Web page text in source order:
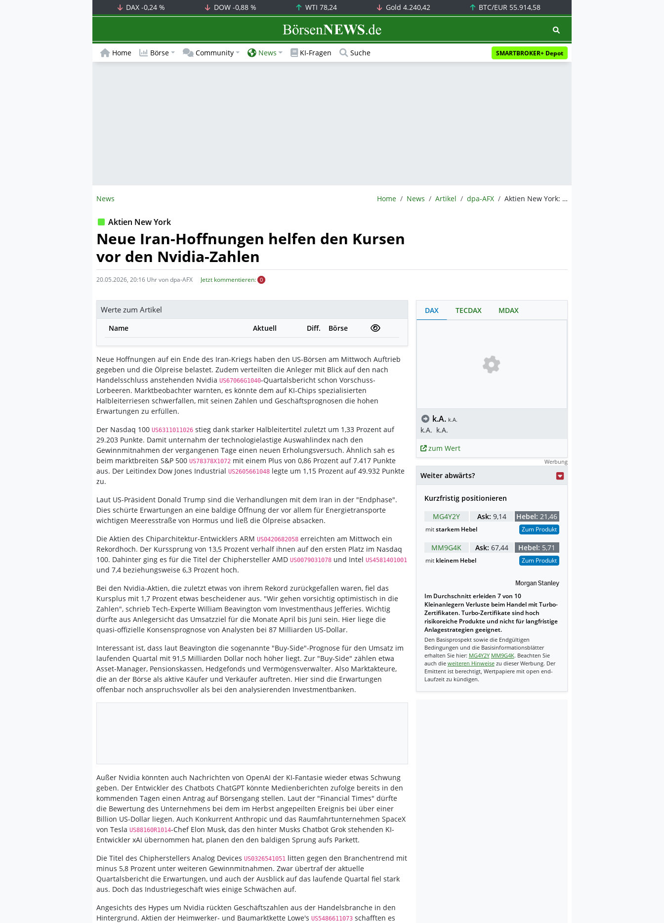
DAX-0,24 % DOW -0,88 % WTI 78,24 Gold 4.240,42 BTC/EUR 55.914,58
BörsenNEWS.de
Home Börse Community News KI-Fragen Suche SMARTBROKER+ Depot
News BörsenNEWS.de
Home News Artikel dpa-AFX Aktien New York: Neue Iran-Hoffnungen helfen den Kursen vor den Nvidia-Zahlen
Aktien New York
Neue Iran-Hoffnungen helfen den Kursen
vor den Nvidia-Zahlen
20.05.2026, 20:16 Uhr von dpa-AFX Jetzt kommentieren: 0
Werte zum Artikel
Name Aktuell Diff. Börse
Neue Hoffnungen auf ein Ende des Iran-Kriegs haben den US-Börsen am Mittwoch Auftrieb
gegeben und die Ölpreise belastet. Zudem verteilten die Anleger mit Blick auf den nach
Handelsschluss anstehenden Nvidia US67066G1040-Quartalsbericht schon Vorschuss-
Lorbeeren. Marktbeobachter warnten, es könnte dem auf KI-Chips spezialisierten
Halbleiterriesen schwerfallen, mit seinen Zahlen und Geschäftsprognosen die hohen
Erwartungen zu erfüllen.
Der Nasdaq 100 US6311011026 stieg dank starker Halbleitertitel zuletzt um 1,33 Prozent auf
29.203 Punkte. Damit unternahm der technologielastige Auswahlindex nach den
Gewinnmitnahmen der vergangenen Tage einen neuen Erholungsversuch. Ähnlich sah es
beim marktbreiten S&P 500 US78378X1072 mit einem Plus von 0,86 Prozent auf 7.417 Punkte
aus. Der Leitindex Dow Jones Industrial US2605661048 legte um 1,15 Prozent auf 49.932 Punkte
zu.
Laut US-Präsident Donald Trump sind die Verhandlungen mit dem Iran in der "Endphase".
Dies schürte Erwartungen an eine baldige Öffnung der vor allem für Energietransporte
wichtigen Meeresstraße von Hormus und ließ die Ölpreise absacken.
Die Aktien des Chiparchitektur-Entwicklers ARM US0420682058 erreichten am Mittwoch ein
Rekordhoch. Der Kurssprung von 13,5 Prozent verhalf ihnen auf den ersten Platz im Nasdaq
100. Dahinter ging es für die Titel der Chiphersteller AMD US0079031078 und Intel US4581401001
und 7,4 beziehungsweise 6,3 Prozent hoch.
Bei den Nvidia-Aktien, die zuletzt etwas von ihrem Rekord zurückgefallen waren, fiel das
Kursplus mit 1,7 Prozent etwas bescheidener aus. "Wir gehen vorsichtig optimistisch in die
Zahlen", schrieb Tech-Experte William Beavington vom Investmenthaus Jefferies. Wichtig
dürfte aus Anlegersicht das Umsatzziel für die Monate April bis Juni sein. Hier liege die
quasi-offizielle Konsensprognose von Analysten bei 87 Milliarden US-Dollar.
Interessant ist, dass laut Beavington die sogenannte "Buy-Side"-Prognose für den Umsatz im
laufenden Quartal mit 91,5 Milliarden Dollar noch höher liegt. Zur "Buy-Side" zählen etwa
Asset-Manager, Pensionskassen, Hedgefonds und Vermögensverwalter. Also Marktakteure,
die an der Börse als aktive Käufer und Verkäufer auftreten. Hier sind die Erwartungen
offenbar noch anspruchsvoller als bei den analysierenden Investmentbanken.
Außer Nvidia könnten auch Nachrichten von OpenAI der KI-Fantasie wieder etwas Schwung
geben. Der Entwickler des Chatbots ChatGPT könnte Medienberichten zufolge bereits in den
kommenden Tagen einen Antrag auf Börsengang stellen. Laut der "Financial Times" dürfte
die Bewertung des Unternehmens bei dem im Herbst angepeilten Ereignis bei über einer
Billion US-Dollar liegen. Auch Konkurrent Anthropic und das Raumfahrtunternehmen SpaceX
von Tesla US88160R1014-Chef Elon Musk, das den hinter Musks Chatbot Grok stehenden KI-
Entwickler xAI übernommen hat, planen den den baldigen Sprung aufs Parkett.
Die Titel des Chipherstellers Analog Devices US0326541051 litten gegen den Branchentrend mit
minus 5,8 Prozent unter weiteren Gewinnmitnahmen. Zwar übertraf der aktuelle
Quartalsbericht die Erwartungen, und auch der Ausblick auf das laufende Quartal fiel stark
aus. Doch das Industriegeschäft wies einige Schwächen auf.
Angesichts des Hypes um Nvidia rückten Geschäftszahlen aus der Handelsbranche in den
Hintergrund. Aktien der Heimwerker- und Baumarktkette Lowe's US5486611073 schafften es
DAX TECDAX MDAX
k.A. k.A.
k.A. k.A.
zum Wert
Werbung
Weiter abwärts?
Kurzfristig positionieren
MG4Y2Y
Ask: 9,14 Hebel: 21,46
mitstarkem Hebel Zum Produkt
MM9G4K Ask: 67,44 Hebel: 5,71
mit kleinem Hebel Zum Produkt
Im Durchschnitt erleiden 7 von 10
Kleinanlegern Verluste beim Handel mit Turbo-
Zertifikaten. Turbo-Zertifikate sind hoch
risikoreiche Produkte und nicht für langfristige
Anlagestrategien geeignet.
Den Basisprospekt sowie die Endgültigen
Bedingungen und die Basisinformationsblätter
erhalten Sie hier: MG4Y2Y MM9G4K. Beachten Sie
auch die weiteren Hinweisezu dieser Werbung. Der
Emittent ist berechtigt, Wertpapiere mit open end-
Laufzeit zu kündigen.